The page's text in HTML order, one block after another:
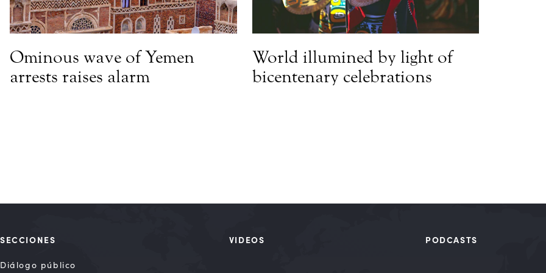
Ominous wave of Yemen
arrests raises alarm
World illumined by light of
bicentenary celebrations
SECCIONES
Diálogo público
VIDEOS PODCASTS